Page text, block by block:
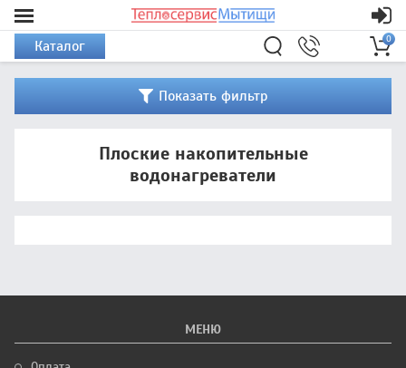
Каталог 0
Показать фильтр
Плоские накопительные
водонагреватели
МЕНЮ